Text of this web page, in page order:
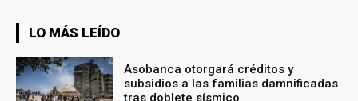
LO MÁS LEÍDO
Asobanca otorgará créditos y
subsidios a las familias damnificadas
tras doblete sísmico